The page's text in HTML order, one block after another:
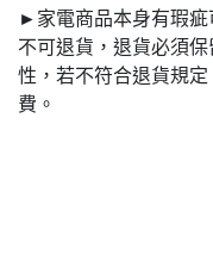
►家電商品本身有瑕疵
不可退貨，退貨必須
性，若不符合退貨規
費。